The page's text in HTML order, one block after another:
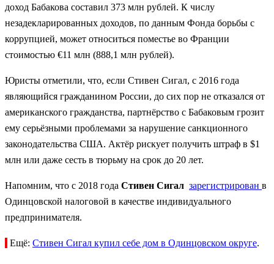
доход Бабакова составил 373 млн рублей. К числу
незадекларированных доходов, по данным Фонда борьбы с
коррупцией, может относиться поместье во Франции
стоимостью €11 млн (888,1 млн рублей).
Юристы отметили, что, если Стивен Сигал, с 2016 года
являющийся гражданином России, до сих пор не отказался от
американского гражданства, партнёрство с Бабаковым грозит
ему серьёзными проблемами за нарушение санкционного
законодательства США. Актёр рискует получить штраф в $1
млн или даже сесть в тюрьму на срок до 20 лет.
Напомним, что с 2018 года Стивен Сигал зарегистрирован в
Одинцовской налоговой в качестве индивидуального
предпринимателя.
Ещё: Стивен Сигал купил себе дом в Одинцовском округе.